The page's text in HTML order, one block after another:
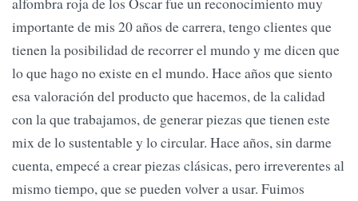
importante de mis 20 años de carrera, tengo clientes que
tienen la posibilidad de recorrer el mundo y me dicen que
lo que hago no existe en el mundo. Hace años que siento
esa valoración del producto que hacemos, de la calidad
con la que trabajamos, de generar piezas que tienen este
mix de lo sustentable y lo circular. Hace años, sin darme
cuenta, empecé a crear piezas clásicas, pero irreverentes al
mismo tiempo, que se pueden volver a usar. Fuimos